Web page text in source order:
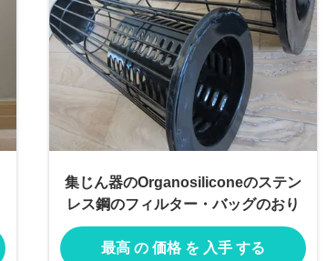
集じん器のOrganosiliconeのステン
レス鋼のフィルター・バッグのおり
最高 の 価格 を 入手 する